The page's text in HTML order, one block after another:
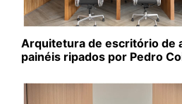
Arquitetura de escritório de
painéis ripados por Pedro